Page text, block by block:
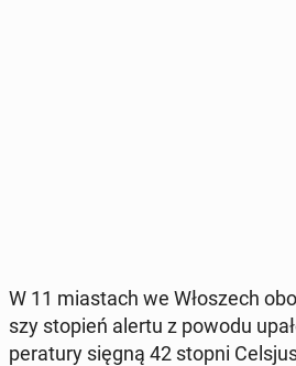
W 11 mia­stach we Wło­szech
szy stopień alertu z powodu
pe­ra­tu­ry sięgną 42 stopni